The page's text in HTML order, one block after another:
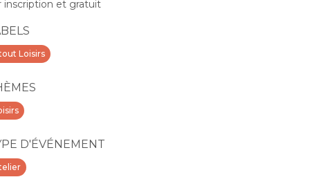
inscription et gratuit
Loisirs
D'ÉVÉNEMENT